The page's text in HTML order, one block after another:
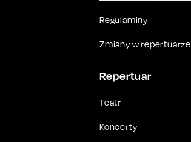
Regulaminy
Zmiany w repertuarze
Repertuar
Teatr
Koncerty